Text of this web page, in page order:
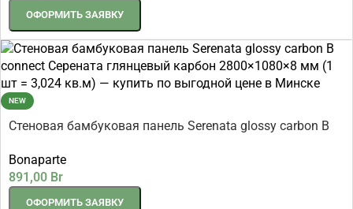
ОФОРМИТЬ ЗАЯВКУ
NEW
Стеновая бамбуковая панель Serenata glossy carbon B
шт = 3,024 кв.м)
Bonaparte
891,00 Br
ОФОРМИТЬ ЗАЯВКУ